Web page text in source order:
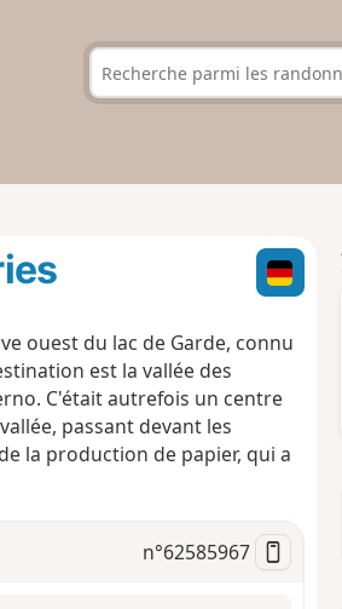
ouest du lac de Garde, connu
est la vallée des
C'était autrefois un centre
passant devant les
la production de papier, qui a
n°62585967